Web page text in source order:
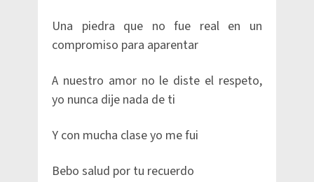
Una piedra que no fue real en un
compromiso para aparentar
A nuestro amor no le diste el respeto,
yo nunca dije nada de ti
Y con mucha clase yo me fui
Bebo salud por tu recuerdo